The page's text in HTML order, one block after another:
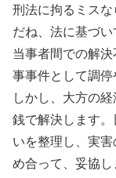
刑法に拘るミス
だね、法に基づい
当事者間での解
事事件として調停
しかし、大方の
銭で解決します
いを整理し、実
め合って、妥協し